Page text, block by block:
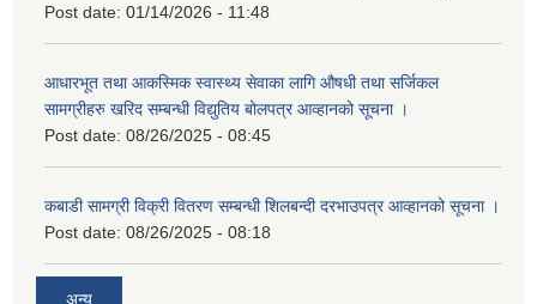
Post date: 01/14/2026 - 11:48
आधारभूत तथा आकस्मिक स्वास्थ्य सेवाका लागि औषधी तथा सर्जिकल
सामग्रीहरु खरिद सम्बन्धी विद्युतिय बोलपत्र आव्हानको सूचना ।
Post date: 08/26/2025 - 08:45
कबाडी सामग्री विक्री वितरण सम्बन्धी शिलबन्दी दरभाउपत्र आव्हानको सूचना ।
Post date: 08/26/2025 - 08:18
अन्य